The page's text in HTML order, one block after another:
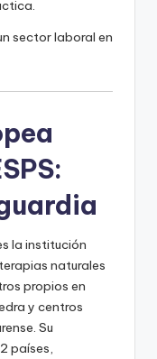
sector laboral en
la institución
naturales
propios en
y centros
Su
países,